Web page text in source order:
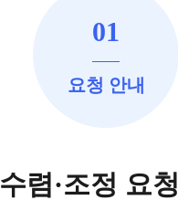
01
요청 안내
렴·조정 요청